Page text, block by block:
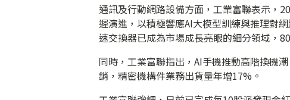
通訊及行動網路設備方面，工業富聯表示，
遲演進，以積極響應AI大模型訓練與推理對
速交換器已成為市場成長亮眼的細分領域，
同時，工業富聯指出，AI手機推動高階換機
銷，精密機構件業務出貨量年增17%。